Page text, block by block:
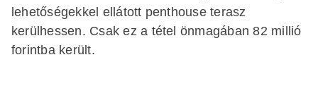
lehetőségekkel ellátott penthouse terasz
kerülhessen. Csak ez a tétel önmagában 82 millió
forintba került.